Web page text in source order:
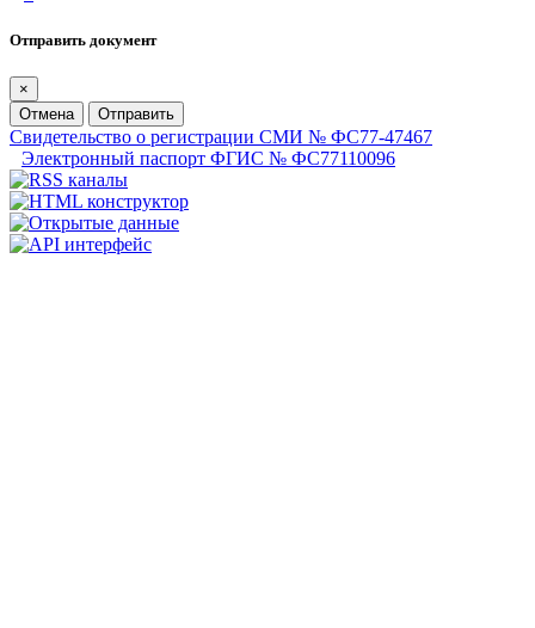
Отправить документ
×
Отмена
Отправить
Свидетельство о регистрации СМИ № ФС77-47467
Электронный паспорт ФГИС № ФС77110096